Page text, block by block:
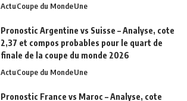
ActuCoupe du MondeUne
Pronostic Argentine vs Suisse – Analyse, cote
2,37 et compos probables pour le quart de
finale de la coupe du monde 2026
ActuCoupe du MondeUne
Pronostic France vs Maroc – Analyse, cote